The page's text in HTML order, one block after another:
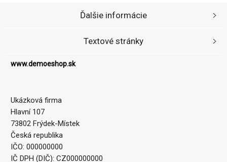
www.demoeshop.sk
Ukázková firma
Hlavní 107
73802 Frýdek-Místek
Česká republika
IČO: 000000000
IČ DPH (DIČ): CZ000000000
Ďalšie informácie
Textové stránky